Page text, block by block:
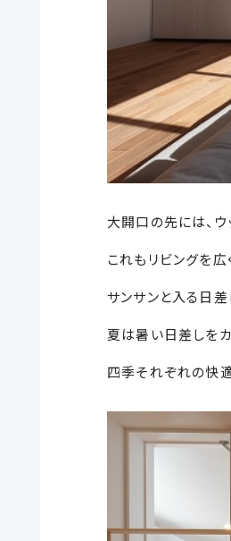
大開口の先には、ウ
これもリビングを広
サンサンと入る日
夏は暑い日差しをカ
四季それぞれの快